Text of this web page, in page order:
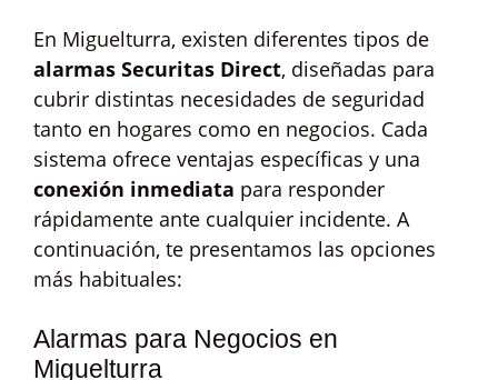
En Miguelturra, existen diferentes tipos de
alarmas Securitas Direct, diseñadas para
cubrir distintas necesidades de seguridad
tanto en hogares como en negocios. Cada
sistema ofrece ventajas específicas y una
conexión inmediata para responder
rápidamente ante cualquier incidente. A
continuación, te presentamos las opciones
más habituales:
Alarmas para Negocios en
Miguelturra